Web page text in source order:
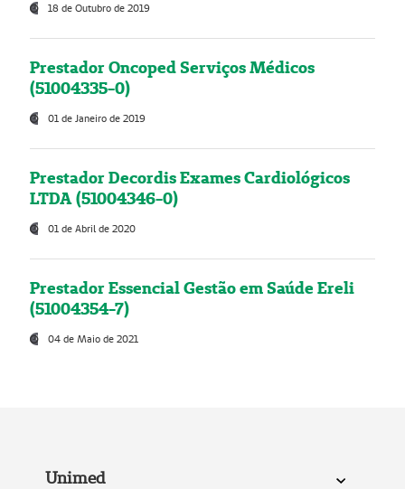
18 de Outubro de 2019
Prestador Oncoped Serviços Médicos
(51004335-0)
01 de Janeiro de 2019
Prestador Decordis Exames Cardiológicos
LTDA (51004346-0)
01 de Abril de 2020
Prestador Essencial Gestão em Saúde Ereli
(51004354-7)
04 de Maio de 2021
Unimed